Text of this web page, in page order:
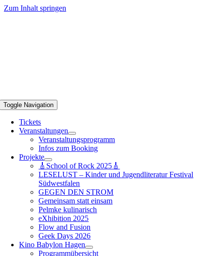
Zum Inhalt springen
Toggle Navigation
Tickets
Veranstaltungen
Veranstaltungsprogramm
Infos zum Booking
Projekte
🎸School of Rock 2025🎸
LESELUST – Kinder und Jugendliteratur Festival
Südwestfalen
GEGEN DEN STROM
Gemeinsam statt einsam
Pelmke kulinarisch
eXhibition 2025
Flow and Fusion
Geek Days 2026
Kino Babylon Hagen
Programmübersicht